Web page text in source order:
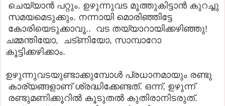
ചെയ്യാൻ പറ്റും. ഉഴുന്നുവട മൂത്തുകിട്ടാൻ കുറച്ചു
സമയമെടുക്കും. നന്നായി മൊരിഞ്ഞിട്ടേ
കോരിയെടുക്കാവൂ.. വട തയ്യാറായിക്കഴിഞ്ഞു!
ചമ്മന്തിയോ, ചട്ണിയോ, സാമ്പാറോ
കൂട്ടിക്കഴിക്കാം.
ഉഴുന്നുവടയുണ്ടാക്കുമ്പോൾ പ്രധാനമായും രണ്ടു
കാര്യങ്ങളാണ് ശ്രദ്ധിക്കേണ്ടത്. ഒന്ന്, ഉഴുന്ന്
രണ്ടുമണിക്കൂറിൽ കൂടുതൽ കുതിരാനിടരുത്.